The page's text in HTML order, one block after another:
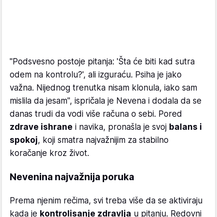
"Podsvesno postoje pitanja: 'Šta će biti kad sutra
odem na kontrolu?', ali izguraću. Psiha je jako
važna. Nijednog trenutka nisam klonula, iako sam
mislila da jesam", ispričala je Nevena i dodala da se
danas trudi da vodi više računa o sebi. Pored
zdrave ishrane i navika, pronašla je svoj balans i
spokoj, koji smatra najvažnijim za stabilno
koračanje kroz život.
Nevenina najvažnija poruka
Prema njenim rečima, svi treba više da se aktiviraju
kada je kontrolisanje zdravlja u pitanju. Redovni